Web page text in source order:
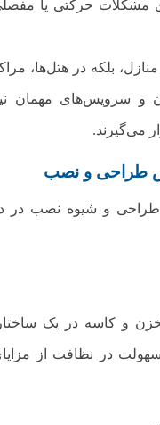
مشکلات حرکتی یا
بلکه در هتل‌ها،
و سرویس‌های مهمان
می‌گیرند.
طراحی و نصب
طراحی و شیوه نصب در
و کاسه در یک
در نظافت از